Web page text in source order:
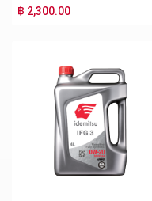
฿ 2,300.00